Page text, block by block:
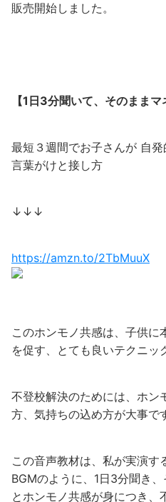
販売開始しました。
【1日3分聞いて、そのままマ
最短３週間でお子さんが 自
言葉がけと接し方
↓↓↓
https://amzn.to/2TbMuuX
このホンモノ共感は、子供に
を促す、とても良いテクニッ
不登校解決のためには、ホン
方、気持ちの込め方が大事で
この音声教材は、私が実演す
BGMのように、1日3分聞き
とホンモノ共感が身につき、